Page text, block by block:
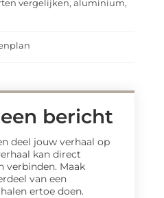
vergelijken, aluminium,
bericht
deel jouw verhaal op
kan direct
verbinden. Maak
van een
ertoe doen.